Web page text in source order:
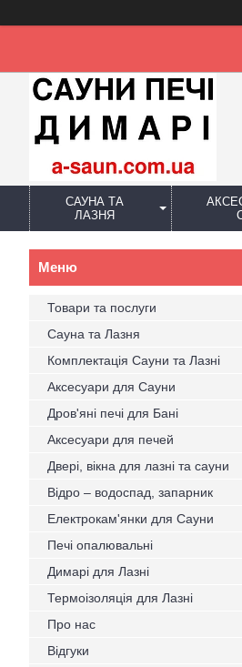
САУНА ТА
ЛАЗНЯ
Товари та послуги
Сауна та Лазня
Комплектація Сауни та Лазні
Аксесуари для Сауни
Дров'яні печі для Бані
Аксесуари для печей
Двері, вікна для лазні та сауни
Відро – водоспад, запарник
Електрокам'янки для Сауни
Печі опалювальні
Димарі для Лазні
Термоізоляція для Лазні
Про нас
Відгуки